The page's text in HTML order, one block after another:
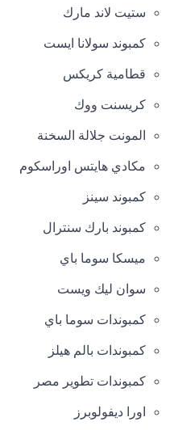
ستيت لاند مارك
كمبوند سولانا ايست
قطامية كريكس
كريسنت ووك
المونت جلالة السخنة
مكادي هايتس اوراسكوم
كمبوند سينز
كمبوند بارك سنترال
ميسكا سوما باي
سوان ليك ويست
كمبوندات سوما باي
كمبوندات بالم هيلز
كمبوندات تطوير مصر
اورا ديفولوبرز